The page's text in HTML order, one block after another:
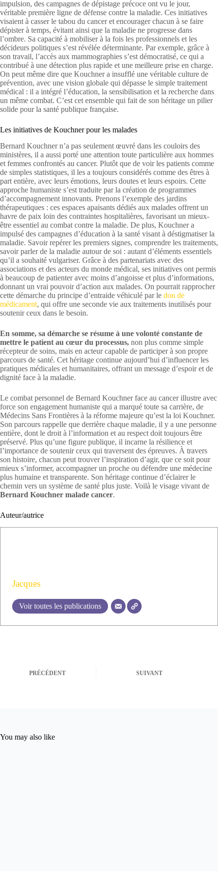
impulsion, des campagnes de dépistage précoce ont vu le jour,
véritable première ligne de défense contre la maladie. Ces initiatives
visaient à casser le tabou du cancer et encourager chacun à se faire
dépister à temps, évitant ainsi que la maladie ne progresse dans
l’ombre. Sa capacité à mobiliser à la fois les professionnels et les
décideurs politiques s’est révélée déterminante. Par exemple, grâce à
son travail, l’accès aux mammographies s’est démocratisé, ce qui a
contribué à une détection plus rapide et une meilleure prise en charge.
On peut même dire que Kouchner a insufflé une véritable culture de
prévention, avec une vision globale qui dépasse le simple traitement
médical : il a intégré l’éducation, la sensibilisation et la recherche dans
un même combat. C’est cet ensemble qui fait de son héritage un pilier
solide pour la santé publique française.
Les initiatives de Kouchner pour les malades
Bernard Kouchner n’a pas seulement œuvré dans les couloirs des
ministères, il a aussi porté une attention toute particulière aux hommes
et femmes confrontés au cancer. Plutôt que de voir les patients comme
de simples statistiques, il les a toujours considérés comme des êtres à
part entière, avec leurs émotions, leurs doutes et leurs espoirs. Cette
approche humaniste s’est traduite par la création de programmes
d’accompagnement innovants. Prenons l’exemple des jardins
thérapeutiques : ces espaces apaisants dédiés aux malades offrent un
havre de paix loin des contraintes hospitalières, favorisant un mieux-
être essentiel au combat contre la maladie. De plus, Kouchner a
impulsé des campagnes d’éducation à la santé visant à déstigmatiser la
maladie. Savoir repérer les premiers signes, comprendre les traitements,
savoir parler de la maladie autour de soi : autant d’éléments essentiels
qu’il a souhaité vulgariser. Grâce à des partenariats avec des
associations et des acteurs du monde médical, ses initiatives ont permis
à beaucoup de patienter avec moins d’angoisse et plus d’informations,
donnant un vrai pouvoir d’action aux malades. On pourrait rapprocher
cette démarche du principe d’entraide véhiculé par le don de
médicament, qui offre une seconde vie aux traitements inutilisés pour
soutenir ceux dans le besoin.
En somme, sa démarche se résume à une volonté constante de
mettre le patient au cœur du processus, non plus comme simple
récepteur de soins, mais en acteur capable de participer à son propre
parcours de santé. Cet héritage continue aujourd’hui d’influencer les
pratiques médicales et humanitaires, offrant un message d’espoir et de
dignité face à la maladie.
Le combat personnel de Bernard Kouchner face au cancer illustre avec
force son engagement humaniste qui a marqué toute sa carrière, de
Médecins Sans Frontières à la réforme majeure qu’est la loi Kouchner.
Son parcours rappelle que derrière chaque maladie, il y a une personne
entière, dont le droit à l’information et au respect doit toujours être
préservé. Plus qu’une figure publique, il incarne la résilience et
l’importance de soutenir ceux qui traversent des épreuves. À travers
son histoire, chacun peut trouver l’inspiration d’agir, que ce soit pour
mieux s’informer, accompagner un proche ou défendre une médecine
plus humaine et transparente. Son héritage continue d’éclairer le
chemin vers un système de santé plus juste. Voilà le visage vivant de
Bernard Kouchner malade cancer.
Auteur/autrice
Jacques
Voir toutes les publications
PRÉCÉDENT SUIVANT
You may also like